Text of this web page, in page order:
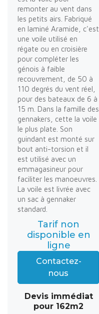
remonter au vent dans
les petits airs. Fabriqué
en laminé Aramide, c'est
une voile utilisé en
régate ou en croisière
pour compléter les
génois à faible
recouvrement, de 50 à
110 degrés du vent réel,
pour des bateaux de 6 à
15 m. Dans la famille des
gennakers, cette la voile
le plus plate. Son
guindant est monté sur
bout anti-torsion et il
est utilisé avec un
emmagasineur pour
faciliter les manoeuvres.
La voile est livrée avec
un sac à gennaker
standard.
Tarif non
disponible en
ligne
Contactez-
nous
Devis immédiat
pour 162m2